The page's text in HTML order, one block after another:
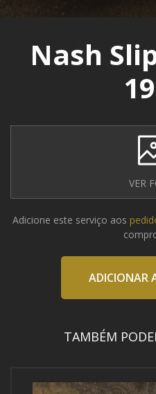
Nash
VER
Adicione este serviço aos
ADICIONAR
TAMBÉM